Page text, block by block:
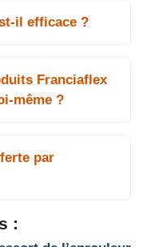
il efficace ?
Franciaflex
même ?
par
: